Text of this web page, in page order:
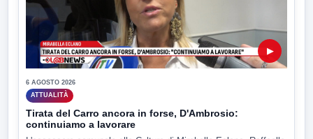
▶
6 AGOSTO 2026
ATTUALITÀ
Tirata del Carro ancora in forse, D'Ambrosio:
continuiamo a lavorare